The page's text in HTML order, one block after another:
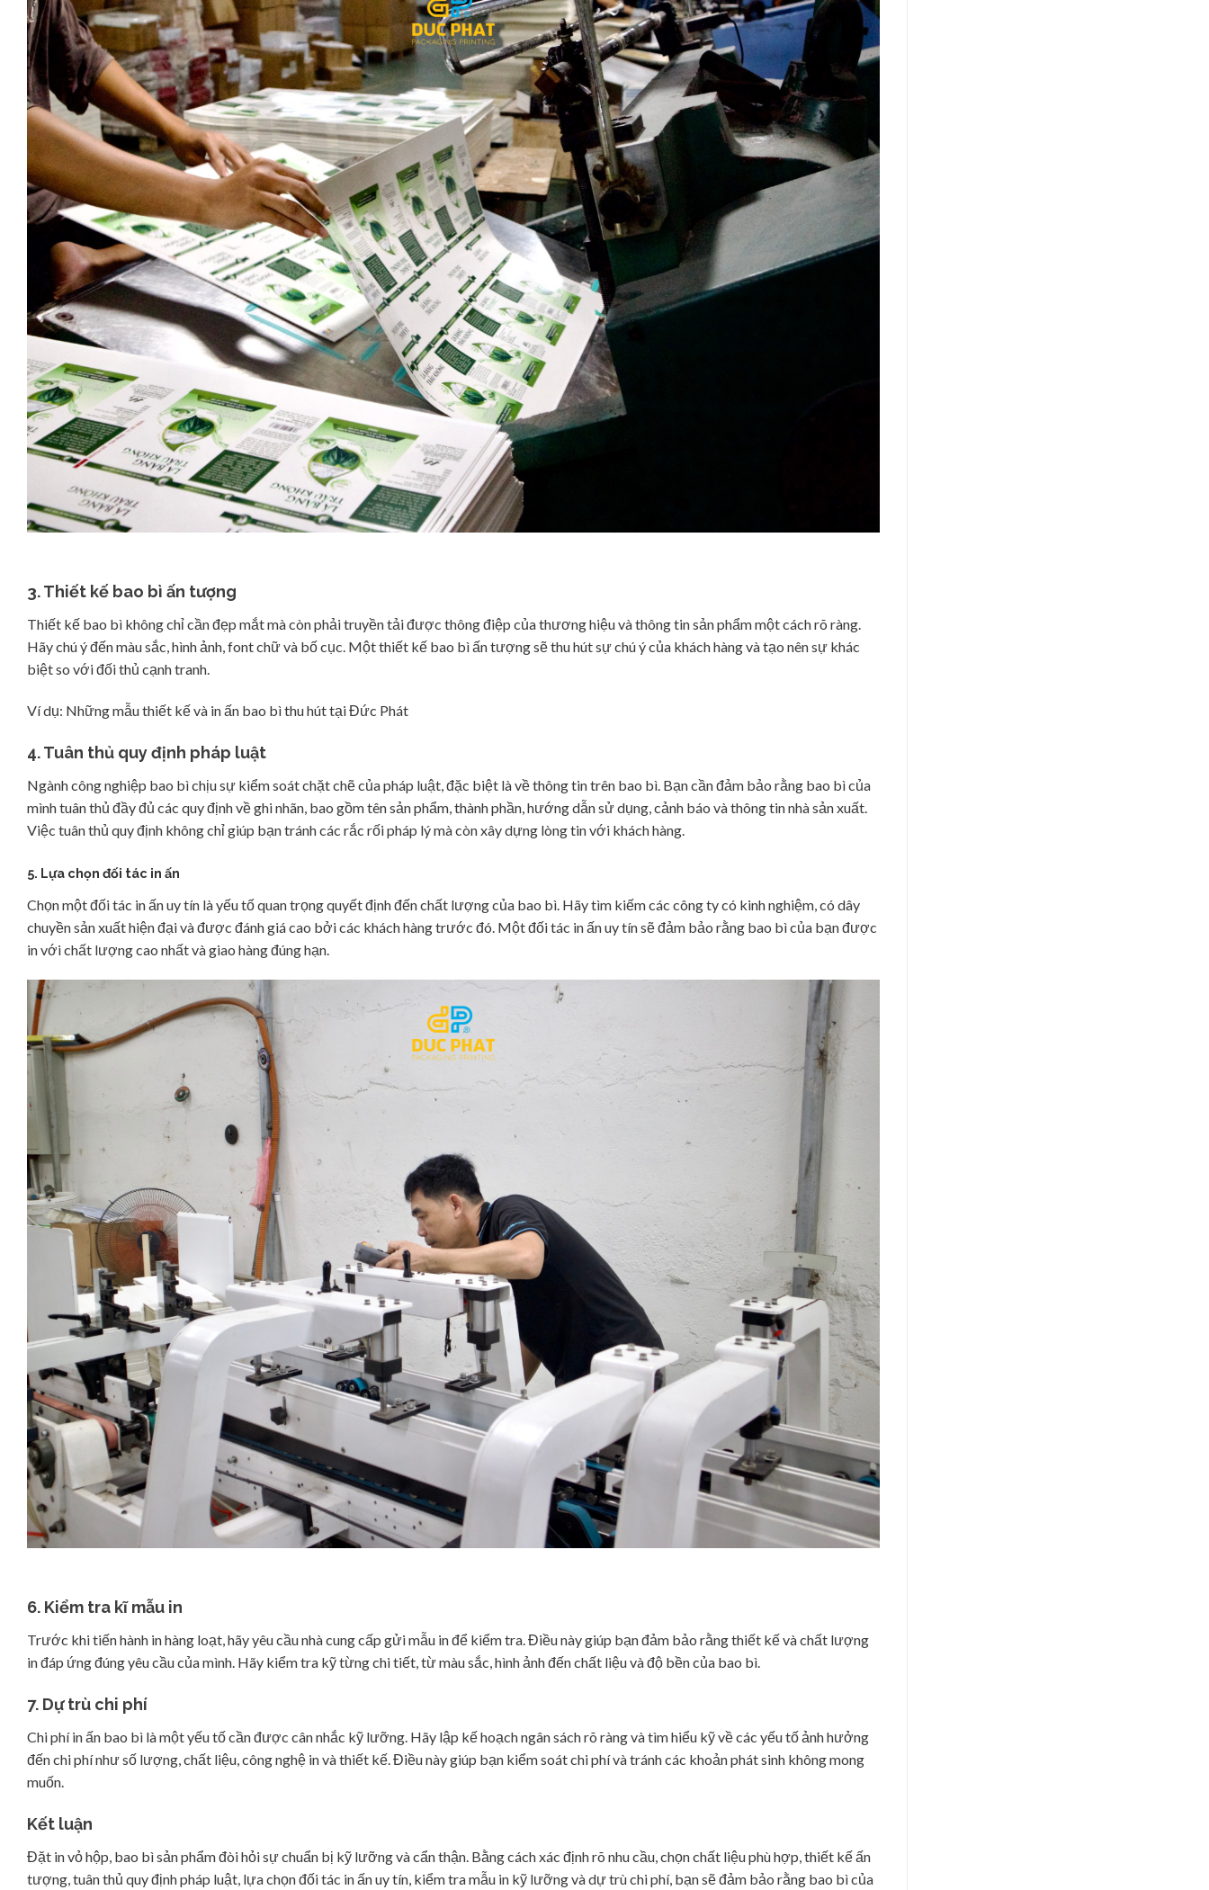
3. Thiết kế bao bì ấn tượng
Thiết kế bao bì không chỉ cần đẹp mắt mà còn phải truyền tải được thông điệp của thương hiệu và thông tin sản phẩm một cách rõ ràng.
Hãy chú ý đến màu sắc, hình ảnh, font chữ và bố cục. Một thiết kế bao bì ấn tượng sẽ thu hút sự chú ý của khách hàng và tạo nên sự khác
biệt so với đối thủ cạnh tranh.
Ví dụ: Những mẫu thiết kế và in ấn bao bì thu hút tại Đức Phát
4. Tuân thủ quy định pháp luật
Ngành công nghiệp bao bì chịu sự kiểm soát chặt chẽ của pháp luật, đặc biệt là về thông tin trên bao bì. Bạn cần đảm bảo rằng bao bì của
mình tuân thủ đầy đủ các quy định về ghi nhãn, bao gồm tên sản phẩm, thành phần, hướng dẫn sử dụng, cảnh báo và thông tin nhà sản xuất.
Việc tuân thủ quy định không chỉ giúp bạn tránh các rắc rối pháp lý mà còn xây dựng lòng tin với khách hàng.
5. Lựa chọn đối tác in ấn
Chọn một đối tác in ấn uy tín là yếu tố quan trọng quyết định đến chất lượng của bao bì. Hãy tìm kiếm các công ty có kinh nghiệm, có dây
chuyền sản xuất hiện đại và được đánh giá cao bởi các khách hàng trước đó. Một đối tác in ấn uy tín sẽ đảm bảo rằng bao bì của bạn được
in với chất lượng cao nhất và giao hàng đúng hạn.
6. Kiểm tra kĩ mẫu in
Trước khi tiến hành in hàng loạt, hãy yêu cầu nhà cung cấp gửi mẫu in để kiểm tra. Điều này giúp bạn đảm bảo rằng thiết kế và chất lượng
in đáp ứng đúng yêu cầu của mình. Hãy kiểm tra kỹ từng chi tiết, từ màu sắc, hình ảnh đến chất liệu và độ bền của bao bì.
7. Dự trù chi phí
Chi phí in ấn bao bì là một yếu tố cần được cân nhắc kỹ lưỡng. Hãy lập kế hoạch ngân sách rõ ràng và tìm hiểu kỹ về các yếu tố ảnh hưởng
đến chi phí như số lượng, chất liệu, công nghệ in và thiết kế. Điều này giúp bạn kiểm soát chi phí và tránh các khoản phát sinh không mong
muốn.
Kết luận
Đặt in vỏ hộp, bao bì sản phẩm đòi hỏi sự chuẩn bị kỹ lưỡng và cẩn thận. Bằng cách xác định rõ nhu cầu, chọn chất liệu phù hợp, thiết kế ấn
tượng, tuân thủ quy định pháp luật, lựa chọn đối tác in ấn uy tín, kiểm tra mẫu in kỹ lưỡng và dự trù chi phí, bạn sẽ đảm bảo rằng bao bì của